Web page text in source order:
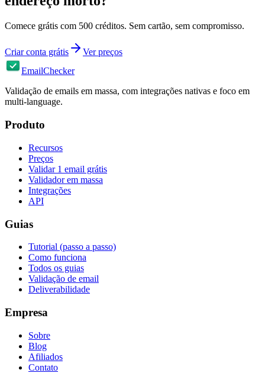
Comece grátis com 500 créditos. Sem cartão, sem compromisso.
Criar conta grátis
Ver preços
EmailChecker
Validação de emails em massa, com integrações nativas e foco em
multi-language.
Produto
Recursos
Preços
Validar 1 email grátis
Validador em massa
Integrações
API
Guias
Tutorial (passo a passo)
Como funciona
Todos os guias
Validação de email
Deliverabilidade
Empresa
Sobre
Blog
Afiliados
Contato